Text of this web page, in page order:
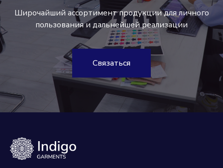
Широчайший ассортимент продукции для личного
пользования и дальнейшей реализации
Связаться